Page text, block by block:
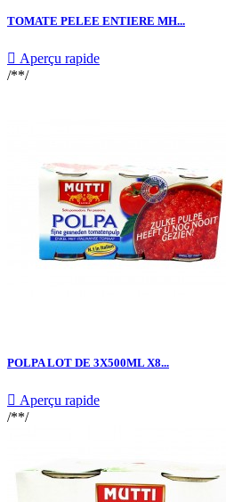
TOMATE PELEE ENTIERE MH...
 Aperçu rapide
/**/
POLPA LOT DE 3X500ML X8...
 Aperçu rapide
/**/